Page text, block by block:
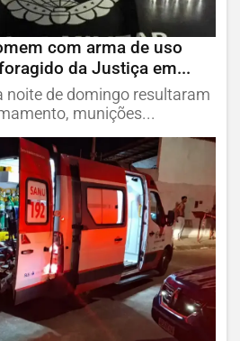
com arma de uso
da Justiça em...
noite de domingo resultaram
munições...